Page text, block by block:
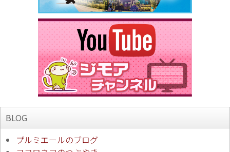
BLOG
プルミエールのブログ